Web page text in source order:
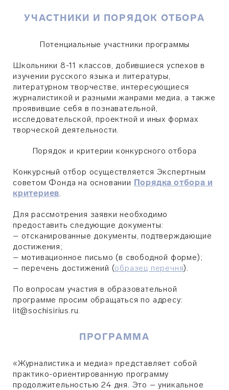
УЧАСТНИКИ И ПОРЯДОК ОТБОРА
Потенциальные участники программы
Школьники 8-11 классов, добившиеся успехов в
изучении русского языка и литературы,
литературном творчестве, интересующиеся
журналистикой и разными жанрами медиа, а также
проявившие себя в познавательной,
исследовательской, проектной и иных формах
творческой деятельности.
Порядок и критерии конкурсного отбора
Конкурсный отбор осуществляется Экспертным
советом Фонда на основании Порядка отбора и
критериев.
Для рассмотрения заявки необходимо
предоставить следующие документы:
– отсканированные документы, подтверждающие
достижения;
– мотивационное письмо (в свободной форме);
– перечень достижений (образец перечня).
По вопросам участия в образовательной
программе просим обращаться по адресу:
lit@sochisirius.ru.
ПРОГРАММА
«Журналистика и медиа» представляет собой
практико-ориентированную программу
продолжительностью 24 дня. Это – уникальное